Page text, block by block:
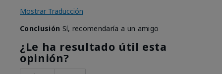
Mostrar Traducción
Conclusión Sí, recomendaría a un amigo
¿Le ha resultado útil esta
opinión?